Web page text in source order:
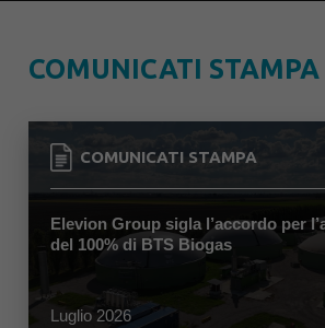
COMUNICATI STAMPA
COMUNICATI STAMPA
Elevion Group sigla l’accordo per
del 100% di BTS Biogas
Luglio 2026